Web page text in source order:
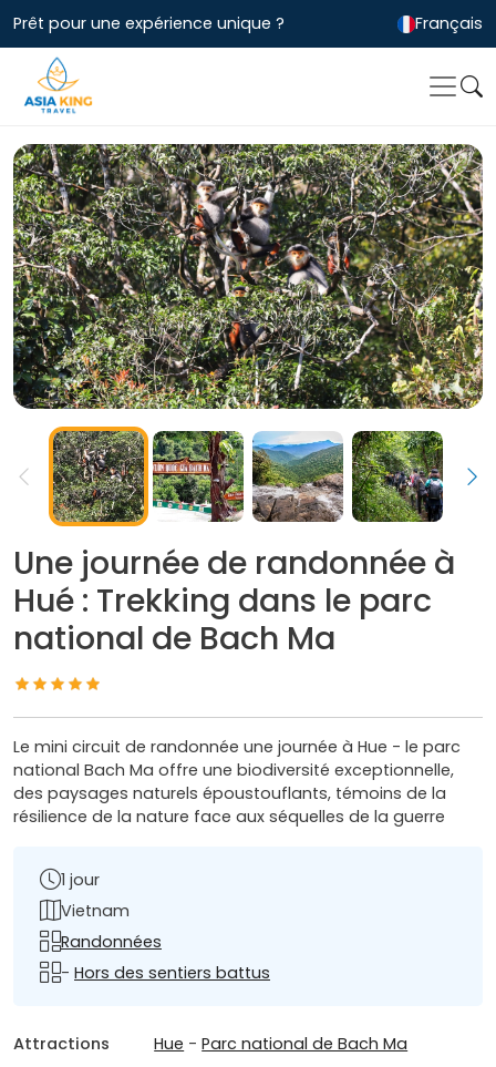
Prêt pour une expérience unique ? Français
Une journée de randonnée à
Hué : Trekking dans le parc
national de Bach Ma
Le mini circuit de randonnée une journée à Hue - le parc
national Bach Ma offre une biodiversité exceptionnelle,
des paysages naturels époustouflants, témoins de la
résilience de la nature face aux séquelles de la guerre
1 jour
Vietnam
Randonnées
- Hors des sentiers battus
Attractions Hue -Parc national de Bach Ma